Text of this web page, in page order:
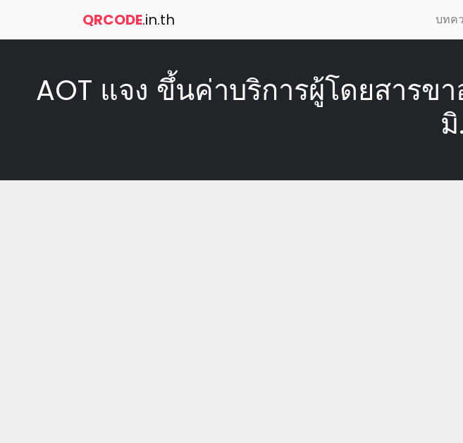
QRCODE.in.th บทค
AOT แจง ขึ้นค่าบริการผู้โดยสารขา